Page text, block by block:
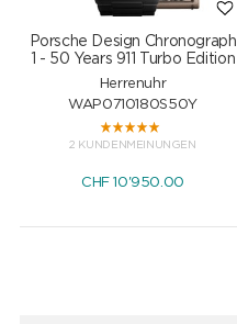
Porsche Design Chronograph
1 - 50 Years 911 Turbo Edition
Herrenuhr
WAP0710180S50Y
2 KUNDENMEINUNGEN
CHF 10'950.00